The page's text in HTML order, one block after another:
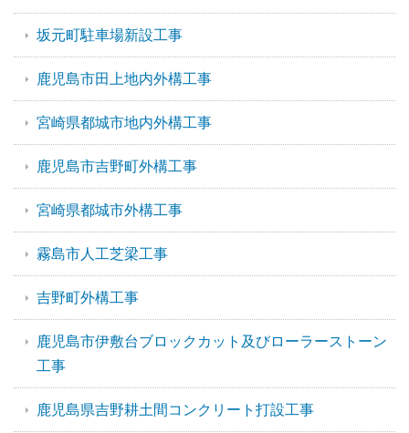
坂元町駐車場新設工事
鹿児島市田上地内外構工事
宮崎県都城市地内外構工事
鹿児島市吉野町外構工事
宮崎県都城市外構工事
霧島市人工芝梁工事
吉野町外構工事
鹿児島市伊敷台ブロックカット及びローラーストーン
工事
鹿児島県吉野耕土間コンクリート打設工事